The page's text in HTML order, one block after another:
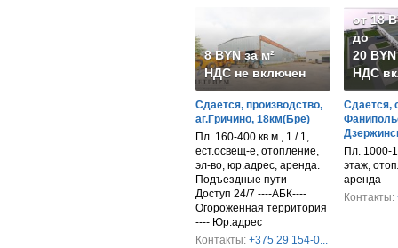
8 BYN за м²
НДС не включен
Сдается, производство,
аг.Гричино, 18км(Бре)
Пл. 160-400 кв.м., 1 / 1,
ест.освещ-е, отопление,
эл-во, юр.адрес, аренда.
Подъездные пути ----
Доступ 24/7 ----АБК----
Огороженная территория
---- Юр.адрес
Контакты: +375 29 154-0...
от 18
до
20
НДС
Сдается,
Пл. 1000-
этаж,
аренда
Контакты: